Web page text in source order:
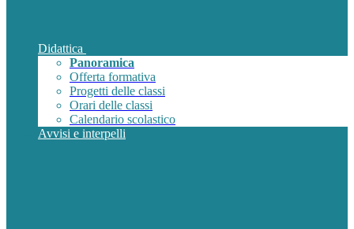
Didattica
Panoramica
Offerta formativa
Progetti delle classi
Orari delle classi
Calendario scolastico
Avvisi e interpelli